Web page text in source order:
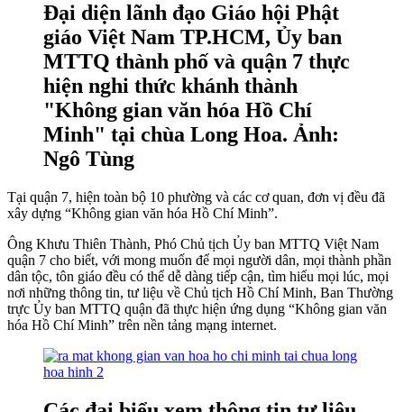
Đại diện lãnh đạo Giáo hội Phật
giáo Việt Nam TP.HCM, Ủy ban
MTTQ thành phố và quận 7 thực
hiện nghi thức khánh thành
"Không gian văn hóa Hồ Chí
Minh" tại chùa Long Hoa. Ảnh:
Ngô Tùng
Tại quận 7, hiện toàn bộ 10 phường và các cơ quan, đơn vị đều đã
xây dựng “Không gian văn hóa Hồ Chí Minh”.
Ông Khưu Thiên Thành, Phó Chủ tịch Ủy ban MTTQ Việt Nam
quận 7 cho biết, với mong muốn để mọi người dân, mọi thành phần
dân tộc, tôn giáo đều có thể dễ dàng tiếp cận, tìm hiểu mọi lúc, mọi
nơi những thông tin, tư liệu về Chủ tịch Hồ Chí Minh, Ban Thường
trực Ủy ban MTTQ quận đã thực hiện ứng dụng “Không gian văn
hóa Hồ Chí Minh” trên nền tảng mạng internet.